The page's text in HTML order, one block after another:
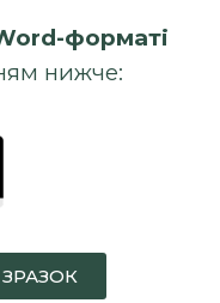
форматі
нижче: